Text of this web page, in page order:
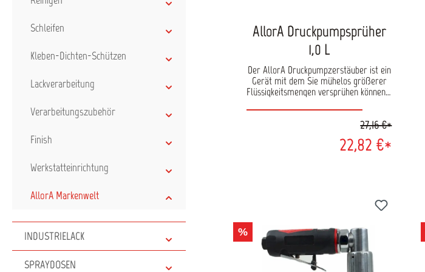
Schleifen
Kleben-Dichten-Schützen
Lackverarbeitung
Verarbeitungszubehör
Finish
Werkstatteinrichtung
AllorA Markenwelt
INDUSTRIELACK
SPRAYDOSEN
AllorA Druckpumpsprüher
1,0 L
Der AllorA Druckpumpzerstäuber ist ein
Gerät mit dem Sie mühelos größerer
Flüssigkeitsmengen versprühen können -
Der Druckaufbau im Flüssigkeitsbehälter
erfolgt durch Pumpen. Mit einem
Daumendruck auf die ergonomisch
angeordnete Sprühtaste starten Sie
ein automatisches Überdruckventil im
Drucksprüher gewährleistet. Damit ist
möglich. Der Kunststoffbehälter unseres
AllorA Druckpumpzerstäubers zeichnet
sich sowohl durch seine Robustheit als
auch durch sein zeitloses Design. Bei den
22,82 €*
27,16 €*
%